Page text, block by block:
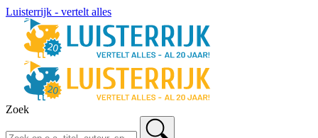
Luisterrijk - vertelt alles
Zoek